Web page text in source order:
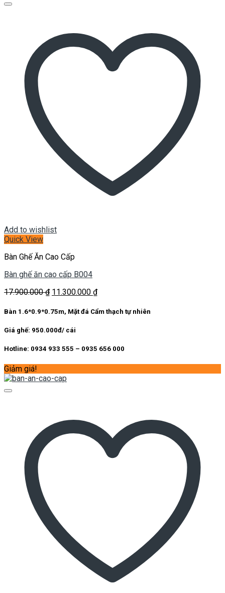
Add to wishlist
Quick View
Bàn Ghế Ăn Cao Cấp
Bàn ghế ăn cao cấp B004
17.900.000₫ Giá
là:
11.300.000 ₫Giá
tại
Bàn 1.6*0.9*0.75m, Mặt đá Cẩm thạch tự nhiên
Giá ghế: 950.000đ/ cái
Hotline: 0934 933 555 – 0935 656 000
Giảm giá!